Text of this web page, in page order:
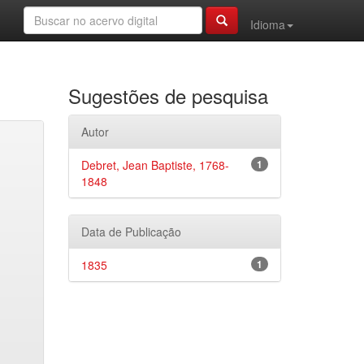
Idioma
Sugestões de pesquisa
Autor
1
Debret, Jean Baptiste, 1768-
1848
Data de Publicação
1
1835